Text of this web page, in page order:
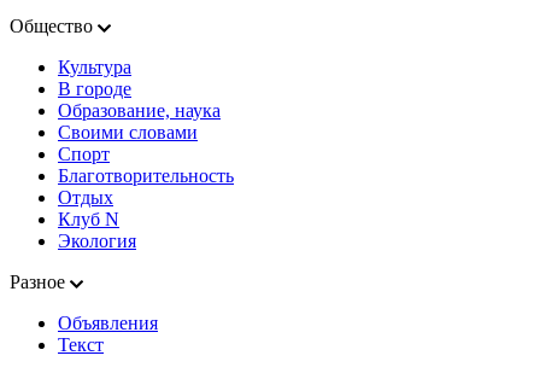
Общество
Культура
В городе
Образование, наука
Своими словами
Спорт
Благотворительность
Отдых
Клуб N
Экология
Разное
Объявления
Текст